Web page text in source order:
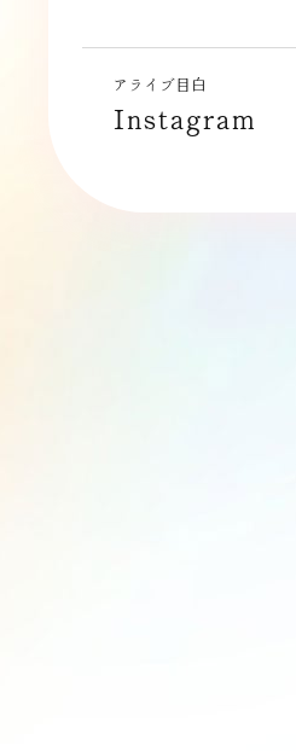
アライブ目白
Instagram